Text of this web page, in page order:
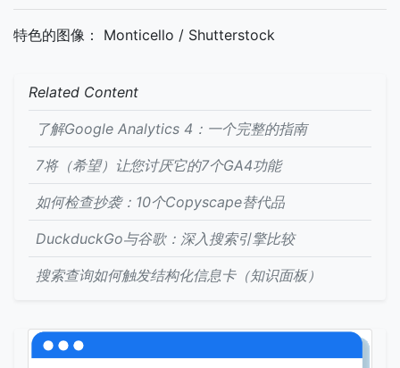
特色的图像： Monticello / Shutterstock
Related Content
了解Google Analytics 4：一个完整​​的指南
7将（希望）让您讨厌它的7个GA4功能
如何检查抄袭：10个Copyscape替代品
DuckduckGo与谷歌：深入搜索引擎比较
搜索查询如何触发结构化信息卡（知识面板）